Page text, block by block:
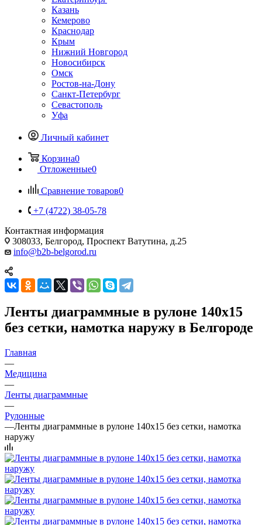
Казань
Кемерово
Краснодар
Крым
Нижний Новгород
Новосибирск
Омск
Ростов-на-Дону
Санкт-Петербург
Севастополь
Уфа
Личный кабинет
Корзина0
Отложенные0
Сравнение товаров0
+7 (4722) 38-05-78
Контактная информация
308033, Белгород, Проспект Ватутина, д.25
info@b2b-belgorod.ru
Ленты диаграммные в рулоне 140х15
без сетки, намотка наружу в Белгороде
Главная
—
Медицина
—
Ленты диаграммные
—
Рулонные
—Ленты диаграммные в рулоне 140х15 без сетки, намотка
наружу